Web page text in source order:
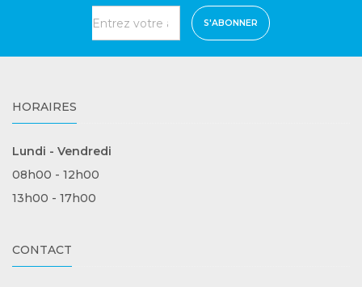
S'ABONNER
HORAIRES
Lundi - Vendredi
08h00 - 12h00
13h00 - 17h00
CONTACT